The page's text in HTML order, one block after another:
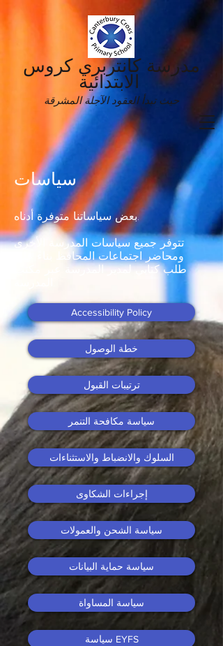
مدرسة كانتربري كروس
حيث تبدأ العقود الآجلة المشرقة
سياسات
بعض سياساتنا متوفرة أدناه.
تتوفر جميع سياسات المدرسة الأخرى
ومحاضر اجتماعات المحافظ بناءً على
طلب كتابي لمدير المدرسة عبر مكتب
Accessibility Policy
خطة الوصول
ترتيبات القبول
سياسة مكافحة التنمر
السلوك والانضباط والاستثناءات
إجراءات الشكاوى
سياسة الشحن والعمولات
سياسة حماية البيانات
سياسة المساواة
سياسة EYFS